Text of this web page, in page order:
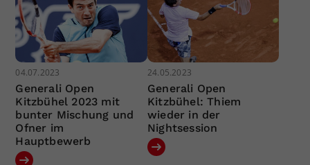
04.07.2023
Generali Open
Kitzbühel 2023 mit
bunter Mischung und
Ofner im
Hauptbewerb
24.05.2023
Generali Open
Kitzbühel: Thiem
wieder in der
Nightsession